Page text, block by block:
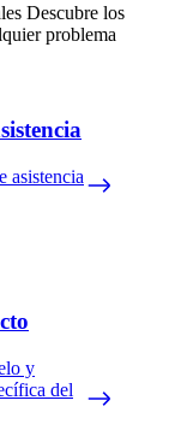
Descubre los
problema
asistencia
y
del